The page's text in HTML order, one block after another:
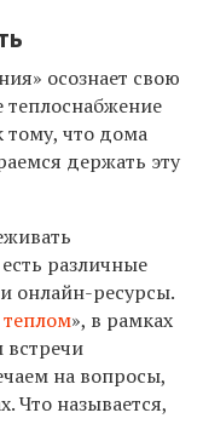
осознает свою
теплоснабжение
что дома
держать эту
различные
онлайн-ресурсы.
», в рамках
на вопросы,
Что называется,